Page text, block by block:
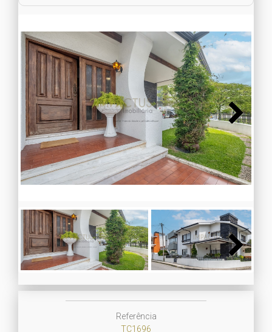
Next
Next
Referência
TC1696